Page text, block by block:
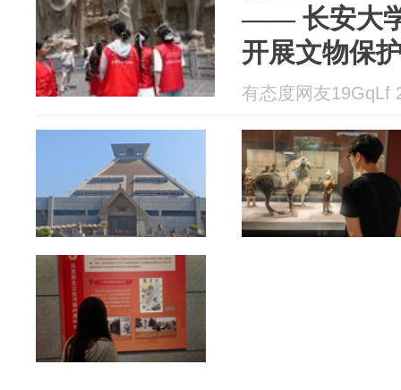
—— 长安大
开展文物保
有态度网友19GqLf